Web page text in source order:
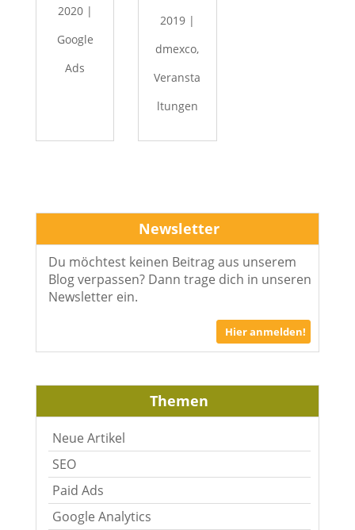
2020|
Google
Ads
2019|
dmexco,
Veransta
ltungen
Newsletter
Du möchtest keinen Beitrag aus unserem
Blog verpassen? Dann trage dich in unseren
Newsletter ein.
Hier anmelden!
Themen
Neue Artikel
SEO
Paid Ads
Google Analytics